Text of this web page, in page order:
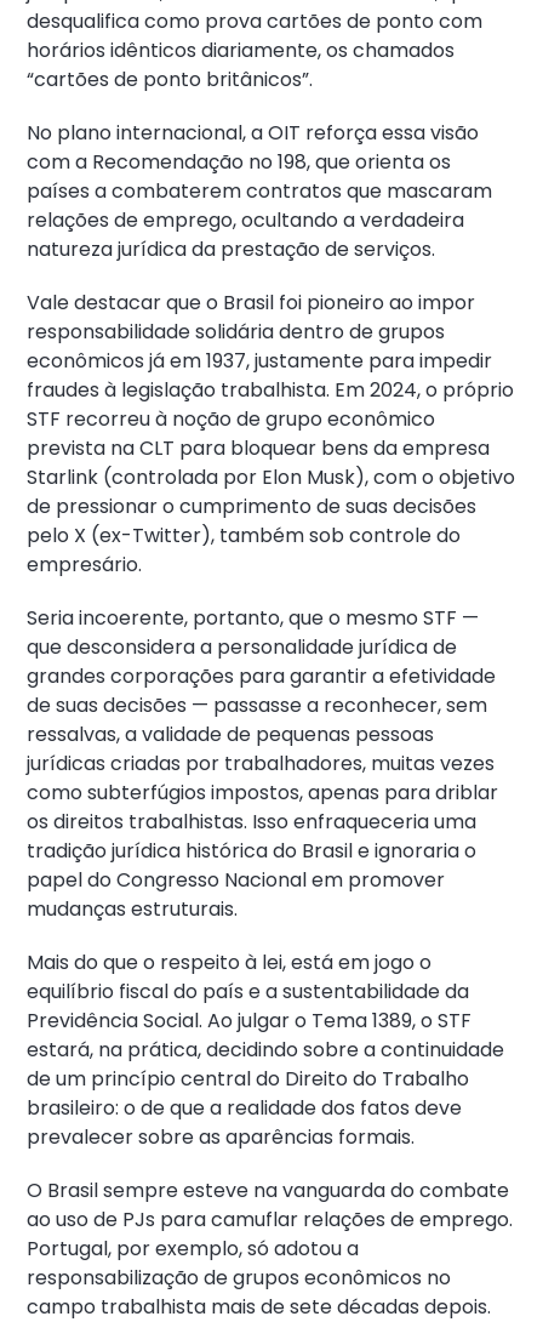
desqualifica como prova cartões de ponto com
horários idênticos diariamente, os chamados
“cartões de ponto britânicos”.
No plano internacional, a OIT reforça essa visão
com a Recomendação no 198, que orienta os
países a combaterem contratos que mascaram
relações de emprego, ocultando a verdadeira
natureza jurídica da prestação de serviços.
Vale destacar que o Brasil foi pioneiro ao impor
responsabilidade solidária dentro de grupos
econômicos já em 1937, justamente para impedir
fraudes à legislação trabalhista. Em 2024, o próprio
STF recorreu à noção de grupo econômico
prevista na CLT para bloquear bens da empresa
Starlink (controlada por Elon Musk), com o objetivo
de pressionar o cumprimento de suas decisões
pelo X (ex-Twitter), também sob controle do
empresário.
Seria incoerente, portanto, que o mesmo STF —
que desconsidera a personalidade jurídica de
grandes corporações para garantir a efetividade
de suas decisões — passasse a reconhecer, sem
ressalvas, a validade de pequenas pessoas
jurídicas criadas por trabalhadores, muitas vezes
como subterfúgios impostos, apenas para driblar
os direitos trabalhistas. Isso enfraqueceria uma
tradição jurídica histórica do Brasil e ignoraria o
papel do Congresso Nacional em promover
mudanças estruturais.
Mais do que o respeito à lei, está em jogo o
equilíbrio fiscal do país e a sustentabilidade da
Previdência Social. Ao julgar o Tema 1389, o STF
estará, na prática, decidindo sobre a continuidade
de um princípio central do Direito do Trabalho
brasileiro: o de que a realidade dos fatos deve
prevalecer sobre as aparências formais.
O Brasil sempre esteve na vanguarda do combate
ao uso de PJs para camuflar relações de emprego.
Portugal, por exemplo, só adotou a
responsabilização de grupos econômicos no
campo trabalhista mais de sete décadas depois.